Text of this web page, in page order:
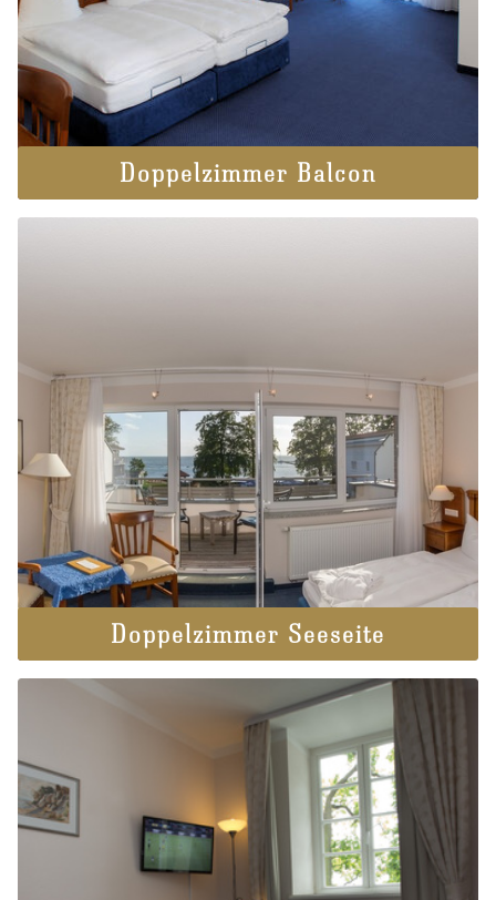
Doppelzimmer Balcon
Doppelzimmer Seeseite